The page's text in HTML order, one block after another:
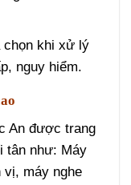
gian di
khi xử lý
nguy hiểm.
An được trang